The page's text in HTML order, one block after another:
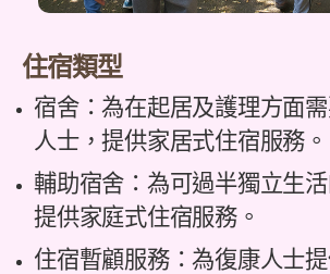
住宿類型
宿舍：為在起居及護理方面
人士，提供家居式住宿服務。
輔助宿舍：為可過半獨立生活
提供家庭式住宿服務。
住宿暫顧服務：為復康人士